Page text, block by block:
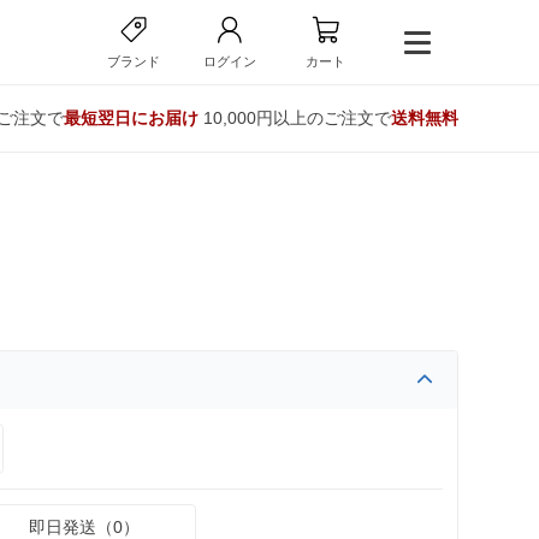
ブランド ログイン カート
注文で最短翌日にお届け10,000円以上のご注文で送料無料
即日発送（0）